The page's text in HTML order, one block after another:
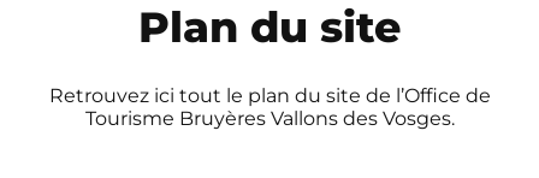
Plan du site
Retrouvez ici tout le plan du site de l’Office de
Tourisme Bruyères Vallons des Vosges.